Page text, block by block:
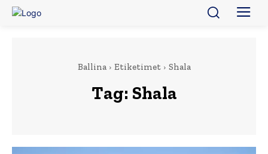
Ballina Etiketimet Shala
Tag: Shala